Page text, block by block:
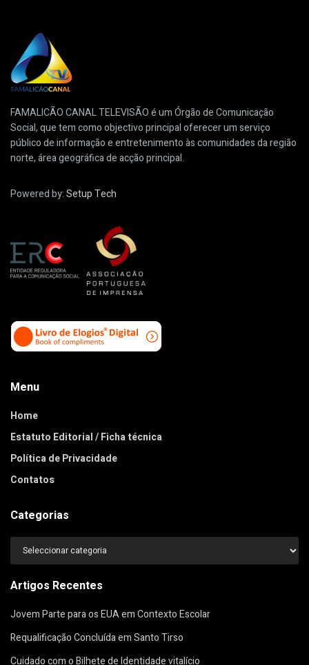
FAMALICÃO CANAL TELEVISÃO é um Órgão de Comunicação
Social, que tem como objectivo principal oferecer um serviço
público de informação e entretenimento às comunidades da região
norte, área geográfica de acção principal.
Powered by:Setup Tech
Menu
Home
Estatuto Editorial / Ficha técnica
Política de Privacidade
Contatos
Categorias
Categorias
Artigos Recentes
Jovem Parte para os EUA em Contexto Escolar
Requalificação Concluída em Santo Tirso
Cuidado com o Bilhete de Identidade vitalício